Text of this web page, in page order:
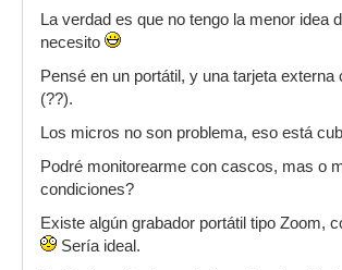
La verdad es que no tengo la menor idea
necesito
Pensé en un portátil, y una tarjeta externa
(??).
Los micros no son problema, eso está
Podré monitorearme con cascos, mas o
condiciones?
Existe algún grabador portátil tipo Zoom,
Sería ideal.